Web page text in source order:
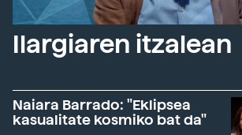
Ilargiaren itzalean
Naiara Barrado: "Eklipsea
kasualitate kosmiko bat da"